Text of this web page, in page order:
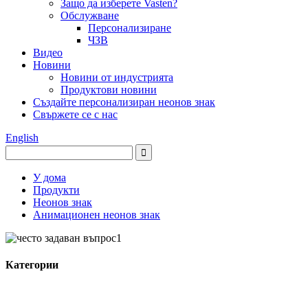
Защо да изберете Vasten?
Обслужване
Персонализиране
ЧЗВ
Видео
Новини
Новини от индустрията
Продуктови новини
Създайте персонализиран неонов знак
Свържете се с нас
English
У дома
Продукти
Неонов знак
Анимационен неонов знак
Категории